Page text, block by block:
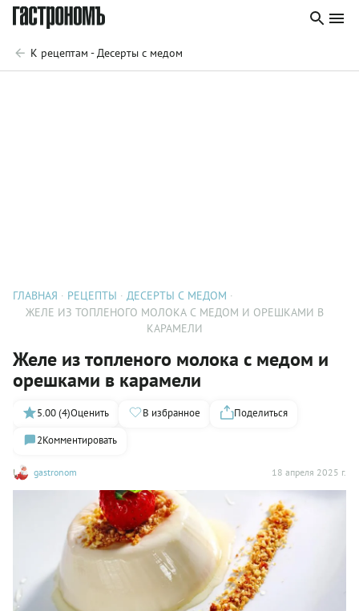
К рецептам - Десерты с медом
ГЛАВНАЯ РЕЦЕПТЫ
ДЕСЕРТЫ С МЕДОМ
ЖЕЛЕ ИЗ ТОПЛЕНОГО МОЛОКА С МЕДОМ И ОРЕШКАМИ В
КАРАМЕЛИ
Желе из топленого молока с медом и
орешками в карамели
gastronom 18 апреля 2025 г.
5.00 (4)Оценить В избранное
Поделиться
2Комментировать